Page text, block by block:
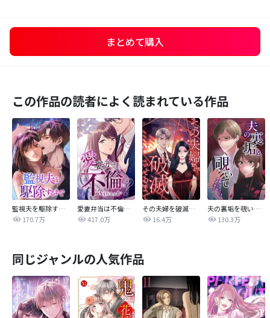
まとめて購入
この作品の読者によく読まれている作品
監視夫を駆除するまで
170.7万
愛妻弁当は不倫に含まれますか？
417.0万
その夫婦を破滅させるまで
16.4万
夫の裏垢を覗いてみたら
130.3万
同じジャンルの人気作品